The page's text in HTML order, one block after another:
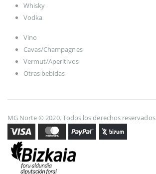
Whisky
Vodka
Vino
Cavas/Champagnes
Vermut/Aperitivos
Otras bebidas
MG Norte © 2020. Todos los derechos reservados